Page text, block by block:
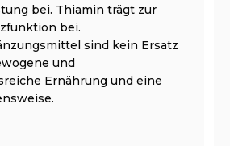
bei. Thiamin trägt zur
bei.
sind kein Ersatz
und
Ernährung und eine